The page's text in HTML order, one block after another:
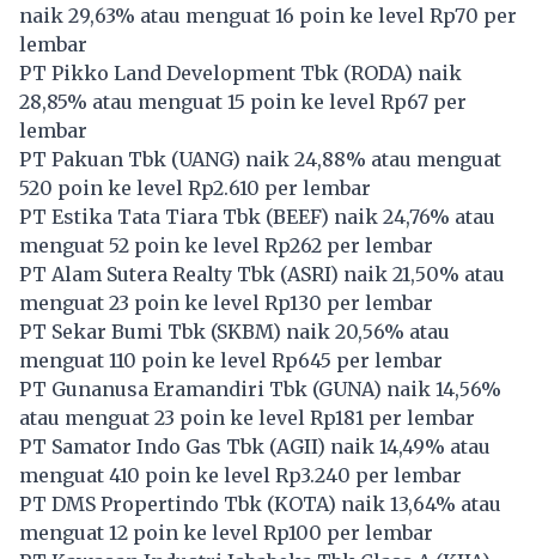
naik 29,63% atau menguat 16 poin ke level Rp70 per
lembar
PT Pikko Land Development Tbk (RODA) naik
28,85% atau menguat 15 poin ke level Rp67 per
lembar
PT Pakuan Tbk (UANG) naik 24,88% atau menguat
520 poin ke level Rp2.610 per lembar
PT Estika Tata Tiara Tbk (BEEF) naik 24,76% atau
menguat 52 poin ke level Rp262 per lembar
PT Alam Sutera Realty Tbk (ASRI) naik 21,50% atau
menguat 23 poin ke level Rp130 per lembar
PT Sekar Bumi Tbk (SKBM) naik 20,56% atau
menguat 110 poin ke level Rp645 per lembar
PT Gunanusa Eramandiri Tbk (GUNA) naik 14,56%
atau menguat 23 poin ke level Rp181 per lembar
PT Samator Indo Gas Tbk (AGII) naik 14,49% atau
menguat 410 poin ke level Rp3.240 per lembar
PT DMS Propertindo Tbk (KOTA) naik 13,64% atau
menguat 12 poin ke level Rp100 per lembar